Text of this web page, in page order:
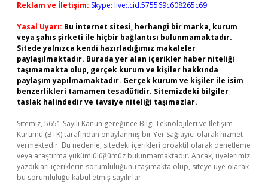
Reklam ve İletişim: Skype: live:.cid.575569c608265c69
Yasal Uyarı: Bu internet sitesi, herhangi bir marka, kurum
veya şahıs şirketi ile hiçbir bağlantısı bulunmamaktadır.
Sitede yalnızca kendi hazırladığımız makaleler
paylaşılmaktadır. Burada yer alan içerikler haber niteliği
taşımamakta olup, gerçek kurum ve kişiler hakkında
paylaşım yapılmamaktadır. Gerçek kurum ve kişiler ile isim
benzerlikleri tamamen tesadüfidir. Sitemizdeki bilgiler
taslak halindedir ve tavsiye niteliği taşımazlar.
Sitemiz, 5651 Sayılı Kanun gereğince Bilgi Teknolojileri ve İletişim
Kurumu (BTK) tarafından onaylanmış bir Yer Sağlayıcı olarak hizmet
vermektedir. Bu nedenle, sitedeki içerikleri proaktif olarak denetleme
veya araştırma yükümlülüğümüz bulunmamaktadır. Ancak, üyelerimiz
yazdıkları içeriklerin sorumluluğunu taşımakta olup, siteye üye olarak
bu sorumluluğu kabul etmiş sayılırlar.